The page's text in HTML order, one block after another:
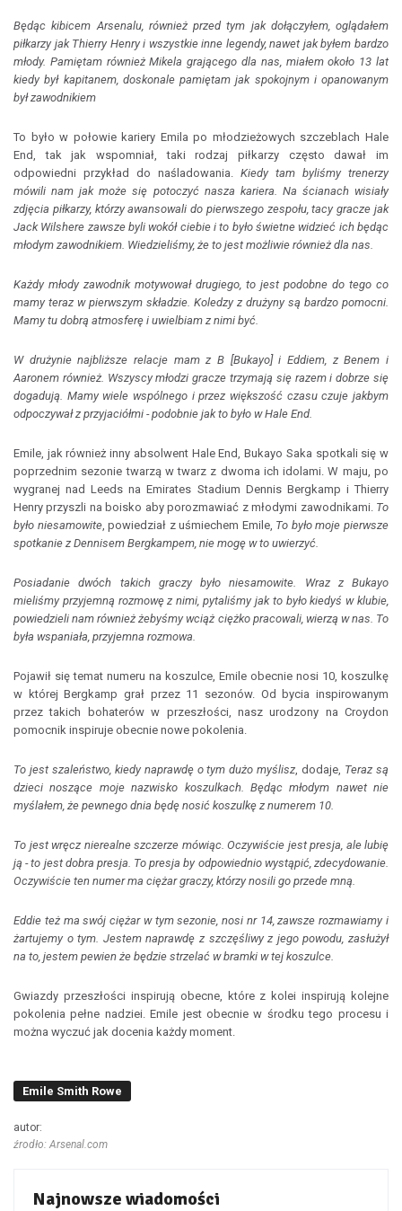
Będąc kibicem Arsenalu, również przed tym jak dołączyłem, oglądałem
piłkarzy jak Thierry Henry i wszystkie inne legendy, nawet jak byłem bardzo
młody. Pamiętam również Mikela grającego dla nas, miałem około 13 lat
kiedy był kapitanem, doskonale pamiętam jak spokojnym i opanowanym
był zawodnikiem
To było w połowie kariery Emila po młodzieżowych szczeblach Hale
End, tak jak wspomniał, taki rodzaj piłkarzy często dawał im
odpowiedni przykład do naśladowania. Kiedy tam byliśmy trenerzy
mówili nam jak może się potoczyć nasza kariera. Na ścianach wisiały
zdjęcia piłkarzy, którzy awansowali do pierwszego zespołu, tacy gracze jak
Jack Wilshere zawsze byli wokół ciebie i to było świetne widzieć ich będąc
młodym zawodnikiem. Wiedzieliśmy, że to jest możliwie również dla nas.
Każdy młody zawodnik motywował drugiego, to jest podobne do tego co
mamy teraz w pierwszym składzie. Koledzy z drużyny są bardzo pomocni.
Mamy tu dobrą atmosferę i uwielbiam z nimi być.
W drużynie najbliższe relacje mam z B [Bukayo] i Eddiem, z Benem i
Aaronem również. Wszyscy młodzi gracze trzymają się razem i dobrze się
dogadują. Mamy wiele wspólnego i przez większość czasu czuje jakbym
odpoczywał z przyjaciółmi - podobnie jak to było w Hale End.
Emile, jak również inny absolwent Hale End, Bukayo Saka spotkali się w
poprzednim sezonie twarzą w twarz z dwoma ich idolami. W maju, po
wygranej nad Leeds na Emirates Stadium Dennis Bergkamp i Thierry
Henry przyszli na boisko aby porozmawiać z młodymi zawodnikami. To
było niesamowite, powiedział z uśmiechem Emile, To było moje pierwsze
spotkanie z Dennisem Bergkampem, nie mogę w to uwierzyć.
Posiadanie dwóch takich graczy było niesamowite. Wraz z Bukayo
mieliśmy przyjemną rozmowę z nimi, pytaliśmy jak to było kiedyś w klubie,
powiedzieli nam również żebyśmy wciąż ciężko pracowali, wierzą w nas. To
była wspaniała, przyjemna rozmowa.
Pojawił się temat numeru na koszulce, Emile obecnie nosi 10, koszulkę
w której Bergkamp grał przez 11 sezonów. Od bycia inspirowanym
przez takich bohaterów w przeszłości, nasz urodzony na Croydon
pomocnik inspiruje obecnie nowe pokolenia.
To jest szaleństwo, kiedy naprawdę o tym dużo myślisz, dodaje, Teraz są
dzieci noszące moje nazwisko koszulkach. Będąc młodym nawet nie
myślałem, że pewnego dnia będę nosić koszulkę z numerem 10.
To jest wręcz nierealne szczerze mówiąc. Oczywiście jest presja, ale lubię
ją - to jest dobra presja. To presja by odpowiednio wystąpić, zdecydowanie.
Oczywiście ten numer ma ciężar graczy, którzy nosili go przede mną.
Eddie też ma swój ciężar w tym sezonie, nosi nr 14, zawsze rozmawiamy i
żartujemy o tym. Jestem naprawdę z szczęśliwy z jego powodu, zasłużył
na to, jestem pewien że będzie strzelać w bramki w tej koszulce.
Gwiazdy przeszłości inspirują obecne, które z kolei inspirują kolejne
pokolenia pełne nadziei. Emile jest obecnie w środku tego procesu i
można wyczuć jak docenia każdy moment.
Emile Smith Rowe
autor:
źrodło: Arsenal.com
Najnowsze wiadomości